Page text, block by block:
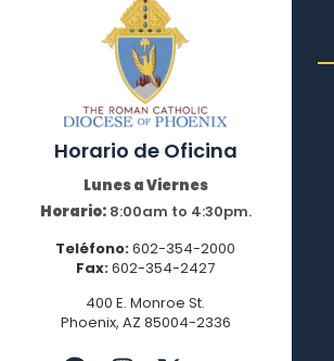
Horario de Oficina​
Lunes a Viernes
Horario:8:00am to 4:30pm.
Teléfono:602-354-2000
Fax:602-354-2427
400 E. Monroe St.
Phoenix, AZ 85004-2336